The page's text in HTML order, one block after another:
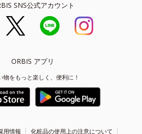
SNS公式アカウント
ORBIS アプリ
物をもっと楽しく、便利に！
用情報 化粧品の使用上の注意について